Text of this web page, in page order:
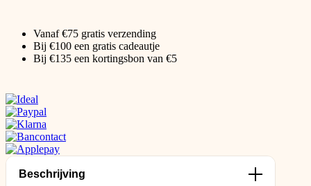
Vanaf €75 gratis verzending
Bij €100 een gratis cadeautje
Bij €135 een kortingsbon van €5
Beschrijving